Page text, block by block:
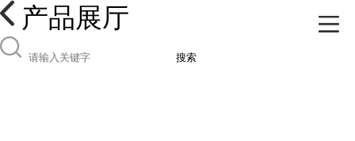
产品展厅
搜索